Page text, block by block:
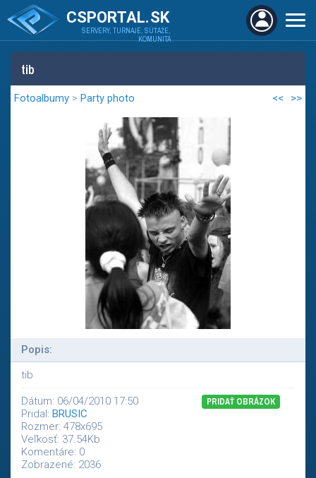
CSPORTAL.SK
SERVERY, TURNAJE, SÚŤAŽE,
KOMUNITA
tib
Fotoalbumy > Party photo << >>
Popis:
tib
Dátum: 06/04/2010 17:50
Pridal: BRUSIC
Rozmer: 478x695
Veľkosť: 37.54Kb
Komentáre: 0
Zobrazené: 2036
PRIDAŤ OBRÁZOK